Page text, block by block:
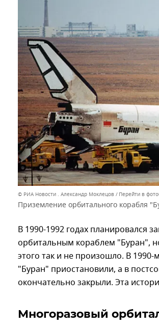
© РИА Новости . Александр Моклецов Перейти в
Приземление орбитального корабля
В 1990-1992 годах планировался
орбитальным кораблем "Буран",
этого так и не произошло. В
"Буран" приостановили, а в
окончательно закрыли. Эта
Многоразовый